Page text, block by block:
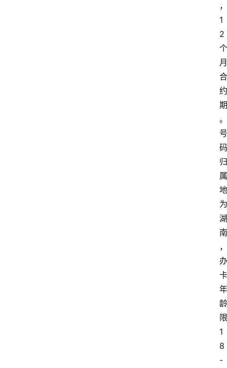
，
1
2
个
月
合
约
期
。
号
码
归
属
地
为
湖
南
，
办
卡
年
龄
限
1
8
-